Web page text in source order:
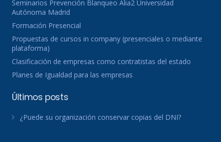
Seminarios Prevención Blanqueo Alia2 Universidad
Autónoma Madrid
Formación Presencial
Propuestas de cursos in company (presenciales o mediante
plataforma)
Clasificación de empresas como contratistas del estado
Planes de Igualdad para las empresas
Últimos posts
¿Puede su organización conservar copias del DNI?